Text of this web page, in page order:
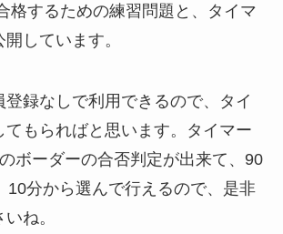
格するための練習問題と、タイマ
しています。
録なしで利用できるので、タイ
てもらればと思います。タイマー
ボーダーの合否判定が出来て、90
10分から選んで行えるので、是非
ね。